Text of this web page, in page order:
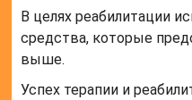
В целях реабилитации
средства, которые
выше.
Успех терапии и